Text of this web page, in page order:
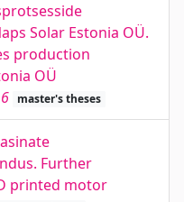
Solar Estonia OÜ.
production
OÜ
master's theses
Further
printed motor